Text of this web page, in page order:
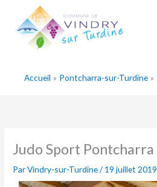
contenu
Accueil Pontcharra-sur-Turdine
Judo Sport Pontcharra
ParVindry-sur-Turdine/ 19 juillet 2019